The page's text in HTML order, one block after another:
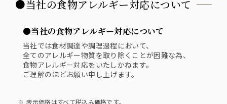
●当社の食物アレルギー対応について
●当社の食物アレルギー対応について
当社では食材調達や調理過程において、
全てのアレルギー物質を取り除くことが困難な為、
食物アレルギー対応をいたしかねます。
ご理解のほどお願い申し上げます。
表示価格はすべて税込み価格です。